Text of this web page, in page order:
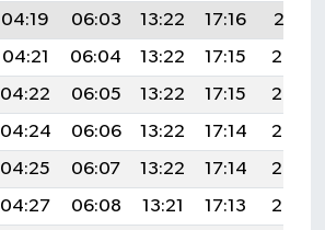
04:19 06:03 13:22 17:16
20:31
04:21 06:04 13:22 17:15
20:30
04:22 06:05 13:22 17:15
20:29
04:24 06:06 13:22 17:14
20:27
04:25 06:07 13:22 17:14
20:26
04:27 06:08 13:21 17:13
20:25